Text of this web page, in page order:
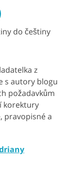
do češtiny
z
s autory blogu
požadavkům
korektury
pravopisné a